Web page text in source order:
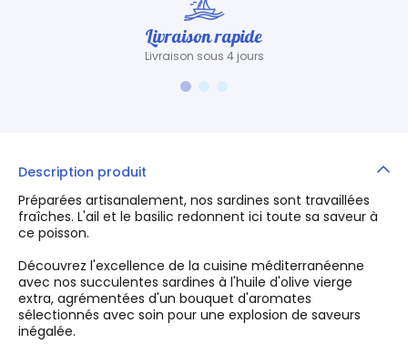
Livraison rapide
Livraison sous 4 jours
Description produit
Préparées artisanalement, nos sardines sont travaillées
fraîches. L'ail et le basilic redonnent ici toute sa saveur à
ce poisson.
Découvrez l'excellence de la cuisine méditerranéenne
avec nos succulentes sardines à l'huile d'olive vierge
extra, agrémentées d'un bouquet d'aromates
sélectionnés avec soin pour une explosion de saveurs
inégalée.